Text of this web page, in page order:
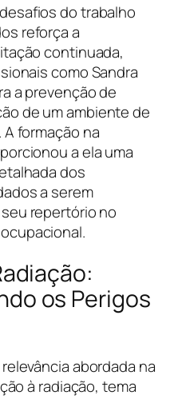
do trabalho
reforça a
continuada,
como Sandra
a prevenção de
de um ambiente de
formação na
a ela uma
dos
a serem
repertório no
os Perigos
abordada na
à radiação, tema